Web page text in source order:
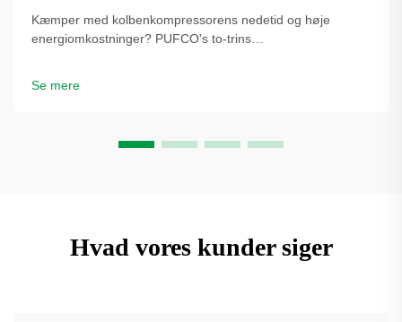
Kæmper med kolbenkompressorens nedetid og høje
energiomkostninger? PUFCO's to-trins
Se mere
Hvad vores kunder siger